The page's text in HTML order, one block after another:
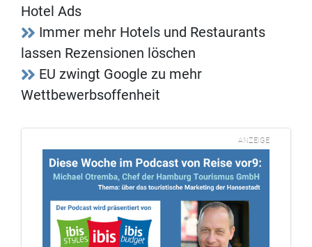
Hotel Ads
Immer mehr Hotels und Restaurants
lassen Rezensionen löschen
EU zwingt Google zu mehr
Wettbewerbsoffenheit
ANZEIGE